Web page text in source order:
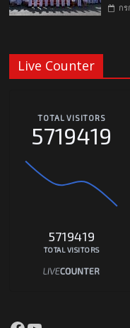
กร
Live Counter
TOTAL VISITORS
5719419
5719419
TOTAL VISITORS